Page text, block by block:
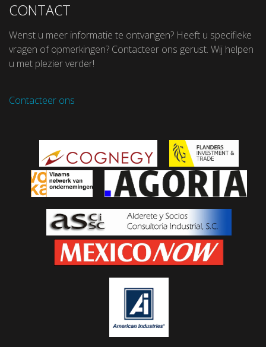
CONTACT
Wenst u meer informatie te ontvangen? Heeft u specifieke
vragen of opmerkingen? Contacteer ons gerust. Wij helpen
u met plezier verder!
Contacteer ons